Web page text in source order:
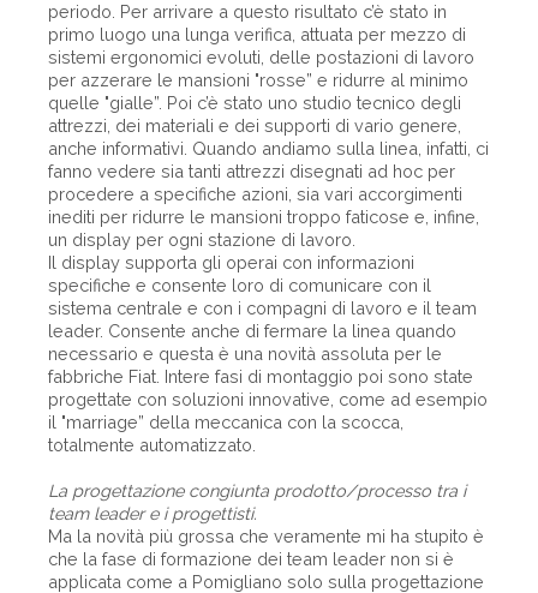
periodo. Per arrivare a questo risultato c’è stato in
primo luogo una lunga verifica, attuata per mezzo di
sistemi ergonomici evoluti, delle postazioni di lavoro
per azzerare le mansioni "rosse” e ridurre al minimo
quelle "gialle”. Poi c’è stato uno studio tecnico degli
attrezzi, dei materiali e dei supporti di vario genere,
anche informativi. Quando andiamo sulla linea, infatti, ci
fanno vedere sia tanti attrezzi disegnati ad hoc per
procedere a specifiche azioni, sia vari accorgimenti
inediti per ridurre le mansioni troppo faticose e, infine,
un display per ogni stazione di lavoro.
Il display supporta gli operai con informazioni
specifiche e consente loro di comunicare con il
sistema centrale e con i compagni di lavoro e il team
leader. Consente anche di fermare la linea quando
necessario e questa è una novità assoluta per le
fabbriche Fiat. Intere fasi di montaggio poi sono state
progettate con soluzioni innovative, come ad esempio
il "marriage” della meccanica con la scocca,
totalmente automatizzato.
La progettazione congiunta prodotto/processo tra i
team leader e i progettisti.
Ma la novità più grossa che veramente mi ha stupito è
che la fase di formazione dei team leader non si è
applicata come a Pomigliano solo sulla progettazione